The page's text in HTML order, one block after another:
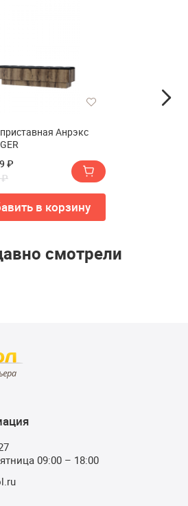
Анрэкс
₽
₽
в корзину
смотрели
09:00 – 18:00